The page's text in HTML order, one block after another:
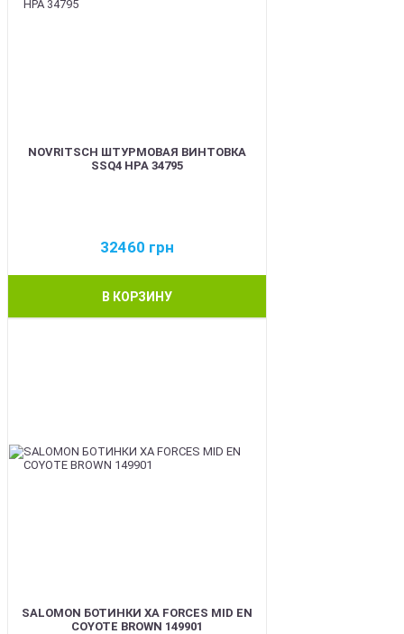
NOVRITSCH ШТУРМОВАЯ ВИНТОВКА
SSQ4 HPA 34795
32460 грн
В КОРЗИНУ
SALOMON БОТИНКИ XA FORCES MID EN
COYOTE BROWN 149901